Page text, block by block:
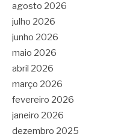
agosto 2026
julho 2026
junho 2026
maio 2026
abril 2026
março 2026
fevereiro 2026
janeiro 2026
dezembro 2025